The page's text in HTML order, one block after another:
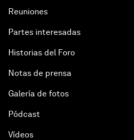
Reuniones
Partes interesadas
Historias del Foro
Notas de prensa
Galería de fotos
Pódcast
Vídeos